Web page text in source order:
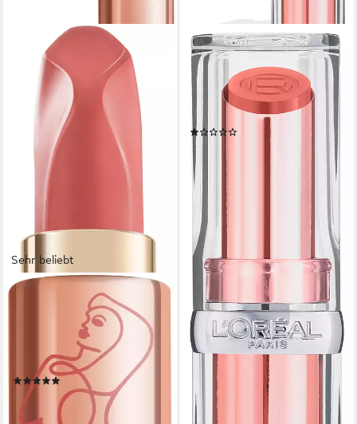
Sehr beliebt
Lippenstift COLOR RICHE
LES NUS, mit Ölen und
Pigmenten, für strahlende
Lippen
11,99 €
(2.664,44 €/ 1 kg)
L'ORÉAL PARIS
Lippenstift COLOR RICHE
GLOW PARADISE, mit
aufpolsternder, pflegender
und cremiger Textur
9,99 €
(2.628,95 €/ 1 kg)
-17%
lieferbar - in 1-2 Werktagen bei dir